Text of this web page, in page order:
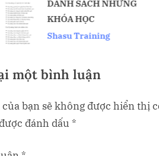
DANH SÁCH NHỮNG
KHÓA HỌC
Shasu Training
một bình luận
của bạn sẽ không được hiển thị
đánh dấu *